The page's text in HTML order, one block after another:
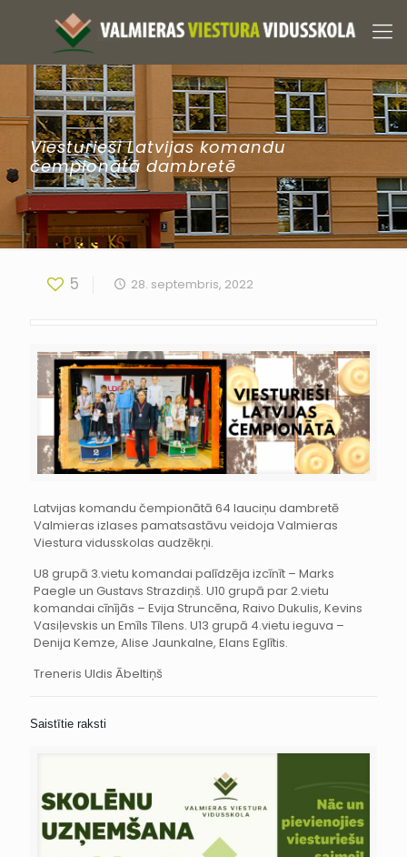
Viesturieši Latvijas komandu
čempionātā dambretē
5 28. septembris, 2022
Latvijas komandu čempionātā 64 lauciņu dambretē
Valmieras izlases pamatsastāvu veidoja Valmieras
Viestura vidusskolas audzēkņi.
U8 grupā 3.vietu komandai palīdzēja izcīnīt – Marks
Paegle un Gustavs Strazdiņš. U10 grupā par 2.vietu
komandai cīnījās – Evija Struncēna, Raivo Dukulis, Kevins
Vasiļevskis un Emīls Tīlens. U13 grupā 4.vietu ieguva –
Denija Kemze, Alise Jaunkalne, Elans Eglītis.
Treneris Uldis Ābeltiņš
Saistītie raksti